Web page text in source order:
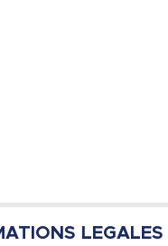
LEGALES